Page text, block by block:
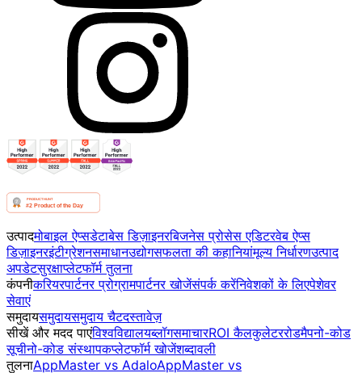
उत्पादमोबाइल ऐप्सडेटाबेस डिज़ाइनरबिजनेस प्रोसेस एडिटरवेब ऐप्स
डिज़ाइनरइंटीग्रेशनसमाधानउद्योगसफलता की कहानियांमूल्य निर्धारणउत्पाद
अपडेटसुरक्षाप्लेटफॉर्म तुलना
कंपनीकरियरपार्टनर प्रोग्रामपार्टनर खोजेंसंपर्क करेंनिवेशकों के लिएपेशेवर
सेवाएं
समुदायसमुदायसमुदाय चैटदस्तावेज़
सीखें और मदद पाएंविश्वविद्यालयब्लॉगसमाचारROI कैलकुलेटररोडमैपनो-कोड
सूचीनो-कोड संस्थापकप्लेटफॉर्म खोजेंशब्दावली
तुलनाAppMaster vs AdaloAppMaster vs